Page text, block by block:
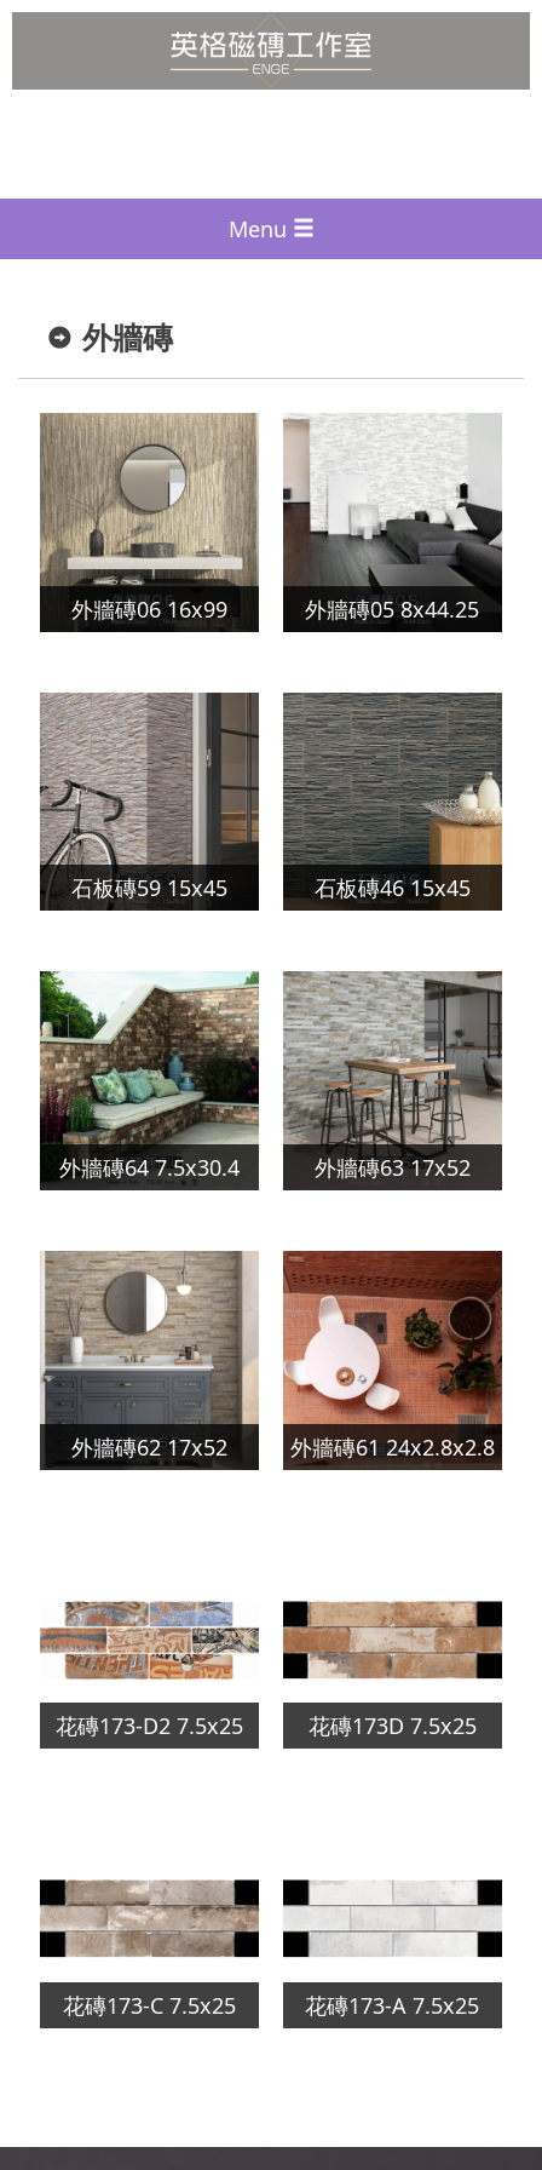
Menu
外牆磚
外牆磚06 16x99 外牆磚05 8x44.25
石板磚59 15x45 石板磚46 15x45
外牆磚64 7.5x30.4 外牆磚63 17x52
外牆磚62 17x52 外牆磚61 24x2.8x2.8
花磚173-D2 7.5x25 花磚173D 7.5x25
花磚173-C 7.5x25 花磚173-A 7.5x25